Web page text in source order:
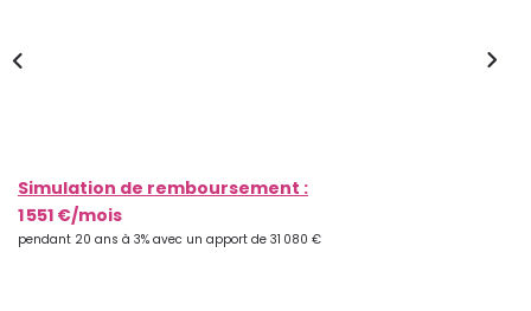
Nos Actualités
Simulation de remboursement :
1 551 €/mois
pendant 20 ans à 3% avec un apport de 31 080 €